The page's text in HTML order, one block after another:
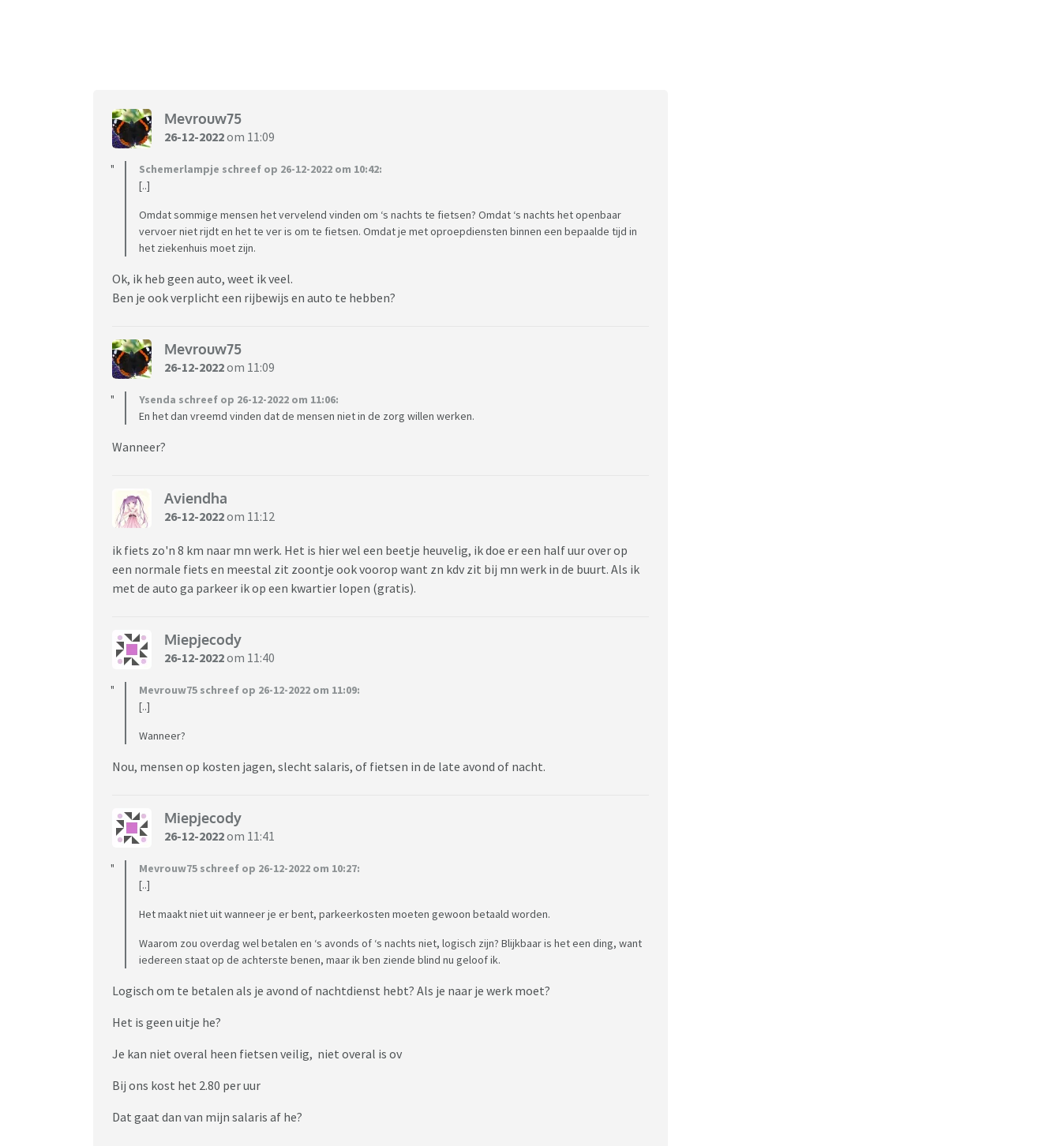
Mevrouw75
26-12-2022om 11:09
Schemerlampje schreef op 26-12-2022 om 10:42:
[..]
Omdat sommige mensen het vervelend vinden om ‘s nachts te fietsen? Omdat ‘s nachts het openbaar
vervoer niet rijdt en het te ver is om te fietsen. Omdat je met oproepdiensten binnen een bepaalde tijd in
het ziekenhuis moet zijn.
Ok, ik heb geen auto, weet ik veel.
Ben je ook verplicht een rijbewijs en auto te hebben?
Mevrouw75
26-12-2022om 11:09
Ysenda schreef op 26-12-2022 om 11:06:
En het dan vreemd vinden dat de mensen niet in de zorg willen werken.
Wanneer?
Aviendha
26-12-2022om 11:12
ik fiets zo'n 8 km naar mn werk. Het is hier wel een beetje heuvelig, ik doe er een half uur over op
een normale fiets en meestal zit zoontje ook voorop want zn kdv zit bij mn werk in de buurt. Als ik
met de auto ga parkeer ik op een kwartier lopen (gratis).
Miepjecody
26-12-2022om 11:40
Mevrouw75 schreef op 26-12-2022 om 11:09:
[..]
Wanneer?
Nou, mensen op kosten jagen, slecht salaris, of fietsen in de late avond of nacht.
Miepjecody
26-12-2022om 11:41
Mevrouw75 schreef op 26-12-2022 om 10:27:
[..]
Het maakt niet uit wanneer je er bent, parkeerkosten moeten gewoon betaald worden.
Waarom zou overdag wel betalen en ‘s avonds of ‘s nachts niet, logisch zijn? Blijkbaar is het een ding, want
iedereen staat op de achterste benen, maar ik ben ziende blind nu geloof ik.
Logisch om te betalen als je avond of nachtdienst hebt? Als je naar je werk moet?
Het is geen uitje he?
Je kan niet overal heen fietsen veilig, niet overal is ov
Bij ons kost het 2.80 per uur
Dat gaat dan van mijn salaris af he?